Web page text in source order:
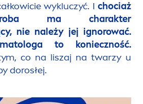
wykluczyć. I chociaż
ma charakter
nie należy jej ignorować.
to konieczność.
co na liszaj na twarzy u
dorosłej.